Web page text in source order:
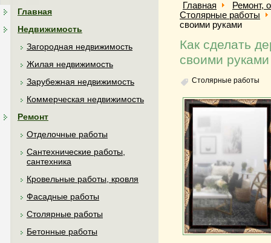
Главная
Недвижимость
Загородная недвижимость
Жилая недвижимость
Зарубежная недвижимость
Коммерческая недвижимость
Ремонт
Отделочные работы
Сантехнические работы,
сантехника
Кровельные работы, кровля
Фасадные работы
Столярные работы
Бетонные работы
Главная
Ремонт,
Столярные работы
своими руками
Как сделать
своими руками
Столярные работы